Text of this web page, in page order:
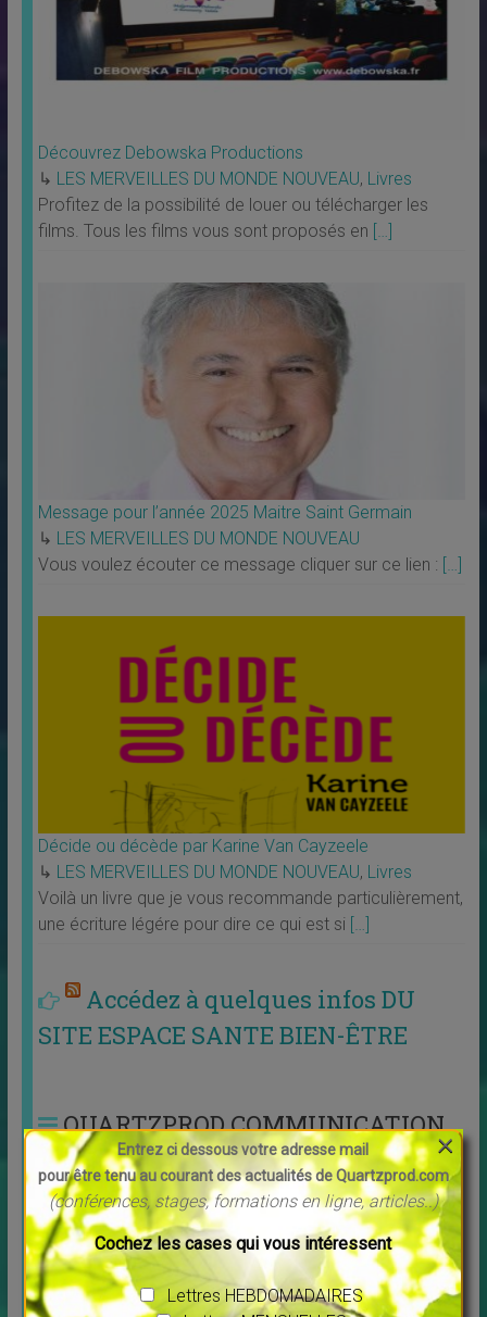
Découvrez Debowska Productions
↳ LES MERVEILLES DU MONDE NOUVEAU, Livres
Profitez de la possibilité de louer ou télécharger les
films. Tous les films vous sont proposés en […]
Message pour l’année 2025 Maitre Saint Germain
↳ LES MERVEILLES DU MONDE NOUVEAU
Vous voulez écouter ce message cliquer sur ce lien : […]
Décide ou décède par Karine Van Cayzeele
↳ LES MERVEILLES DU MONDE NOUVEAU, Livres
Voilà un livre que je vous recommande particulièrement,
une écriture légére pour dire ce qui est si […]
Accédez à quelques infos DU
SITE ESPACE SANTE BIEN-ÊTRE
QUARTZPROD COMMUNICATION
VOUS PROPOSE
QUI JE SUIS
Ce que je
propose aux
professionnels
SITE-PLAQUETTES-CARTES
PROS et autres conseils :
Entrez ci dessous votre adresse mail
pour être tenu au courant des actualités de Quartzprod.com
(conférences, stages, formations en ligne, articles..)
Cochez les cases qui vous intéressent
Lettres HEBDOMADAIRES
×